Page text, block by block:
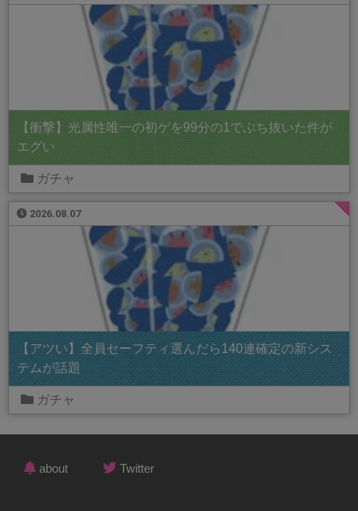
【衝撃】光属性唯一の初ゲを99分の1でぶち抜いた件が
エグい
ガチャ
2026.08.07
【アツい】全員セーフティ選んだら140連確定の新シス
テムが話題
ガチャ
about Twitter